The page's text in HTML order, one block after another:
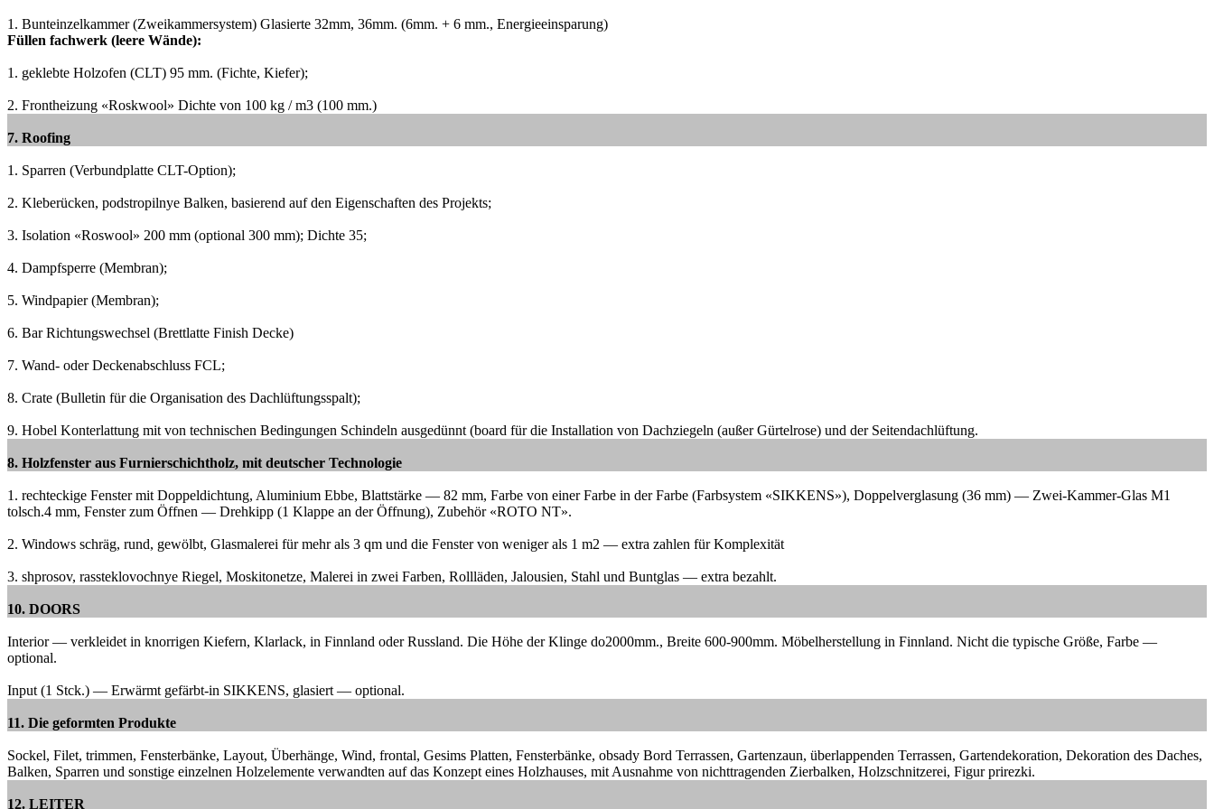
1. Bunteinzelkammer (Zweikammersystem) Glasierte 32mm, 36mm. (6mm. + 6 mm., Energieeinsparung)
Füllen fachwerk (leere Wände):
1. geklebte Holzofen (CLT) 95 mm. (Fichte, Kiefer);
2. Frontheizung «Roskwool» Dichte von 100 kg / m3 (100 mm.)
7. Roofing
1. Sparren (Verbundplatte CLT-Option);
2. Kleberücken, podstropilnye Balken, basierend auf den Eigenschaften des Projekts;
3. Isolation «Roswool» 200 mm (optional 300 mm); Dichte 35;
4. Dampfsperre (Membran);
5. Windpapier (Membran);
6. Bar Richtungswechsel (Brettlatte Finish Decke)
7. Wand- oder Deckenabschluss FCL;
8. Crate (Bulletin für die Organisation des Dachlüftungsspalt);
9. Hobel Konterlattung mit von technischen Bedingungen Schindeln ausgedünnt (board für die Installation von Dachziegeln (außer Gürtelrose) und der Seitendachlüftung.
8. Holzfenster aus Furnierschichtholz, mit deutscher Technologie
1. rechteckige Fenster mit Doppeldichtung, Aluminium Ebbe, Blattstärke — 82 mm, Farbe von einer Farbe in der Farbe (Farbsystem «SIKKENS»), Doppelverglasung (36 mm) — Zwei-Kammer-Glas M1
tolsch.4 mm, Fenster zum Öffnen — Drehkipp (1 Klappe an der Öffnung), Zubehör «ROTO NT».
2. Windows schräg, rund, gewölbt, Glasmalerei für mehr als 3 qm und die Fenster von weniger als 1 m2 — extra zahlen für Komplexität
3. shprosov, rassteklovochnye Riegel, Moskitonetze, Malerei in zwei Farben, Rollläden, Jalousien, Stahl und Buntglas — extra bezahlt.
10. DOORS
Interior — verkleidet in knorrigen Kiefern, Klarlack, in Finnland oder Russland. Die Höhe der Klinge do2000mm., Breite 600-900mm. Möbelherstellung in Finnland. Nicht die typische Größe, Farbe —
optional.
Input (1 Stck.) — Erwärmt gefärbt-in SIKKENS, glasiert — optional.
11. Die geformten Produkte
Sockel, Filet, trimmen, Fensterbänke, Layout, Überhänge, Wind, frontal, Gesims Platten, Fensterbänke, obsady Bord Terrassen, Gartenzaun, überlappenden Terrassen, Gartendekoration, Dekoration des Daches,
Balken, Sparren und sonstige einzelnen Holzelemente verwandten auf das Konzept eines Holzhauses, mit Ausnahme von nichttragenden Zierbalken, Holzschnitzerei, Figur prirezki.
12. LEITER